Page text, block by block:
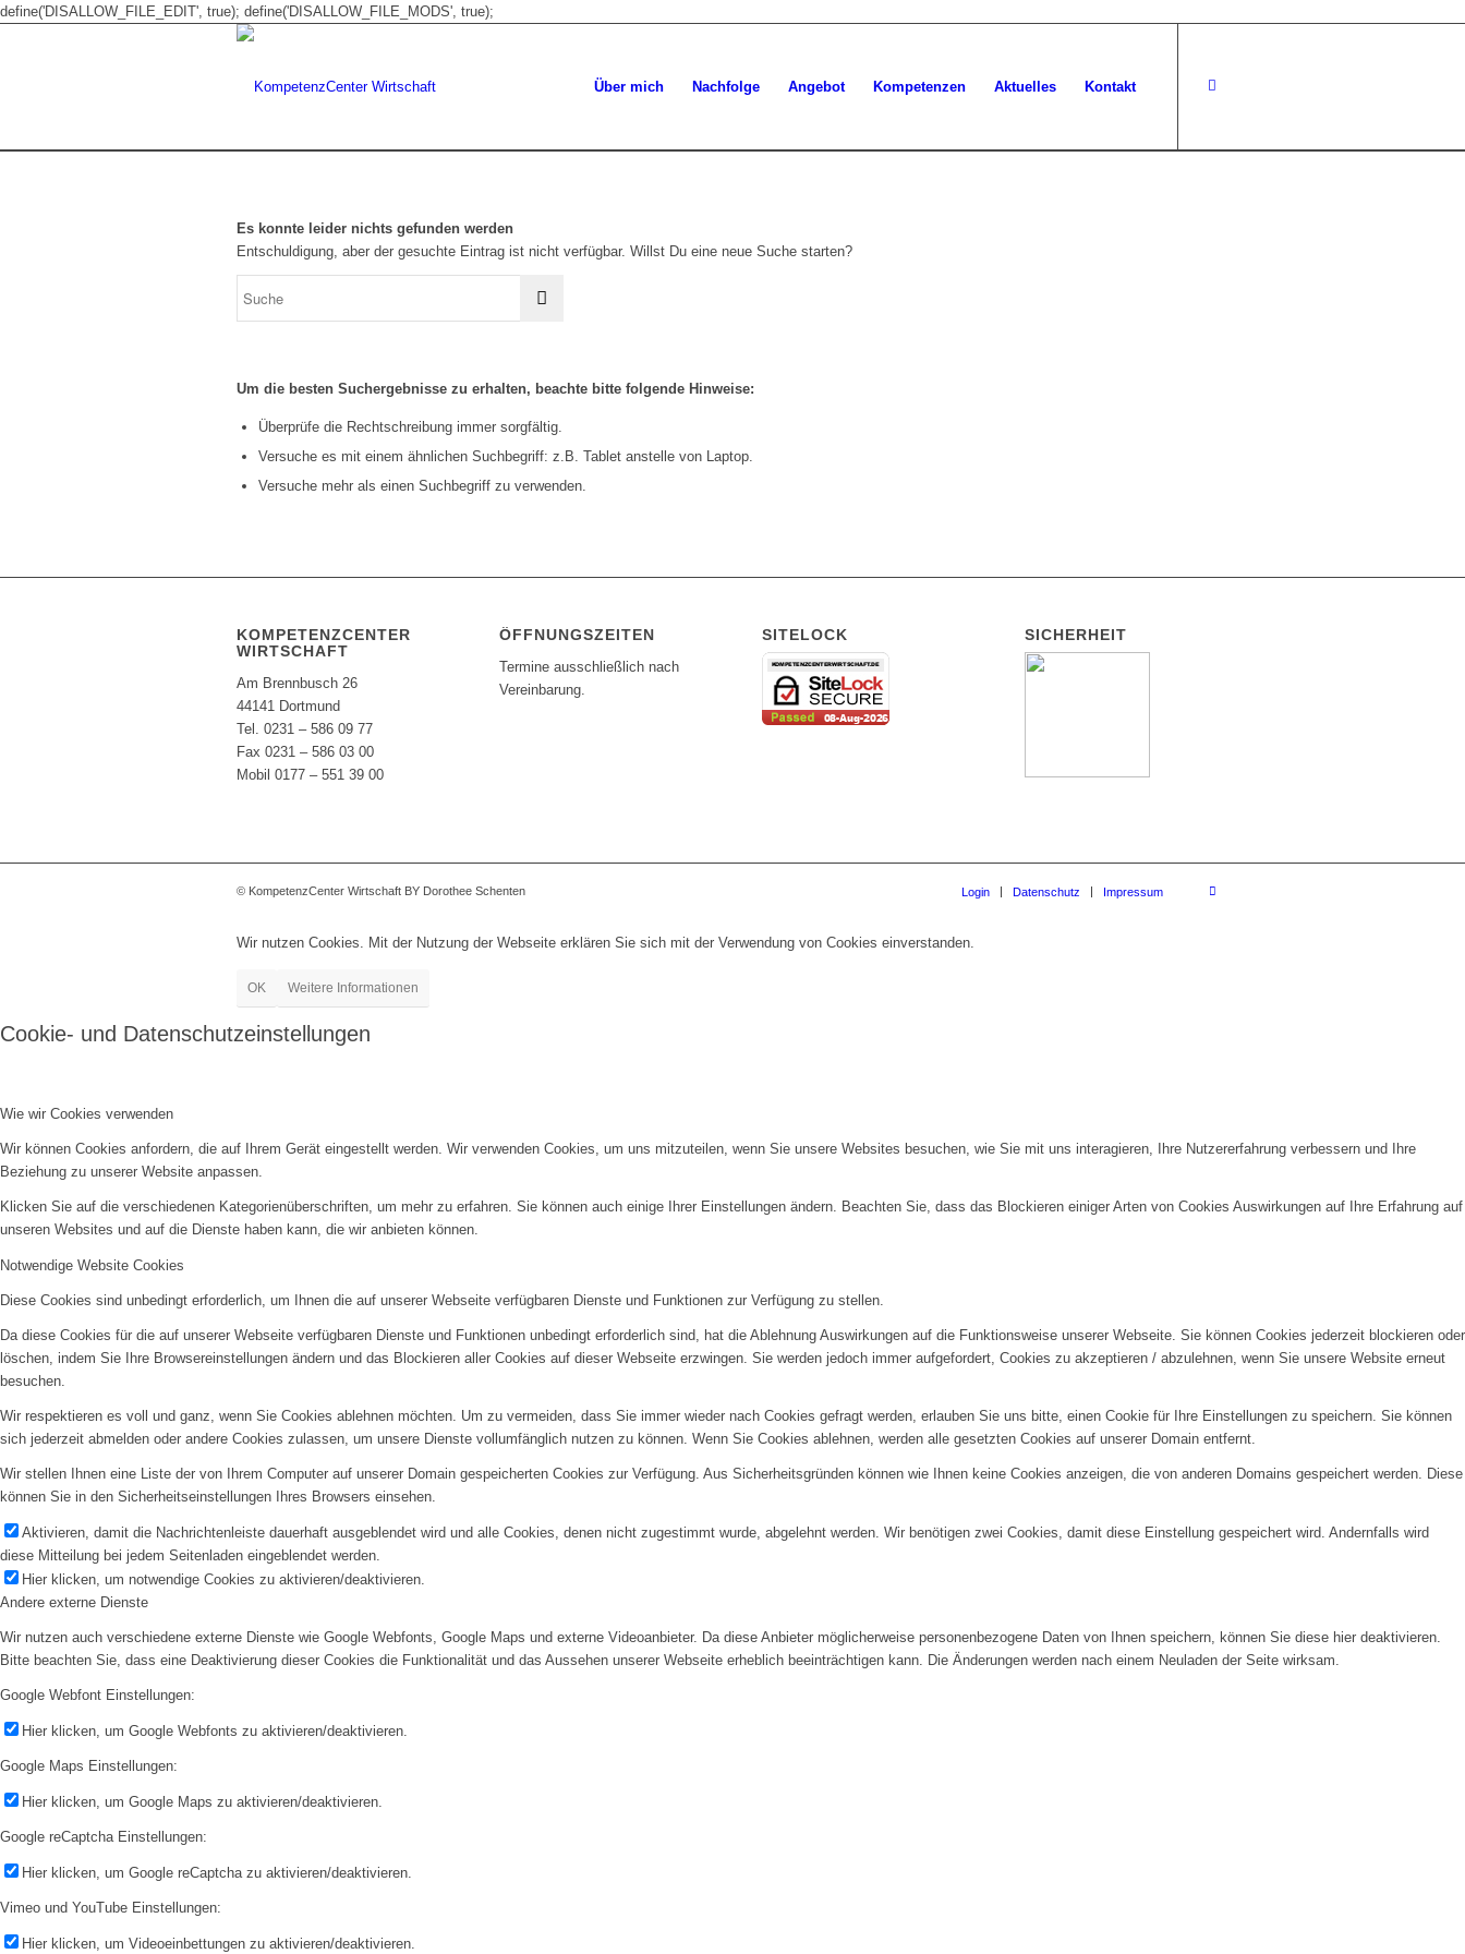
define('DISALLOW_FILE_EDIT', true); define('DISALLOW_FILE_MODS', true);
Über mich Nachfolge Angebot Kompetenzen Aktuelles Kontakt
Es konnte leider nichts gefunden werden
Entschuldigung, aber der gesuchte Eintrag ist nicht verfügbar. Willst Du eine neue Suche starten?
Um die besten Suchergebnisse zu erhalten, beachte bitte folgende Hinweise:
Überprüfe die Rechtschreibung immer sorgfältig.
Versuche es mit einem ähnlichen Suchbegriff: z.B. Tablet anstelle von Laptop.
Versuche mehr als einen Suchbegriff zu verwenden.
KOMPETENZCENTER
WIRTSCHAFT
Am Brennbusch 26
44141 Dortmund
Tel. 0231 – 586 09 77
Fax 0231 – 586 03 00
Mobil 0177 – 551 39 00
ÖFFNUNGSZEITEN
Termine ausschließlich nach
Vereinbarung.
SITELOCK SICHERHEIT
© KompetenzCenter Wirtschaft BY Dorothee Schenten Login Datenschutz Impressum
Wir nutzen Cookies. Mit der Nutzung der Webseite erklären Sie sich mit der Verwendung von Cookies einverstanden.
OK Weitere Informationen
Cookie- und Datenschutzeinstellungen
Wie wir Cookies verwenden
Wir können Cookies anfordern, die auf Ihrem Gerät eingestellt werden. Wir verwenden Cookies, um uns mitzuteilen, wenn Sie unsere Websites besuchen, wie Sie mit uns interagieren, Ihre Nutzererfahrung verbessern und Ihre
Beziehung zu unserer Website anpassen.
Klicken Sie auf die verschiedenen Kategorienüberschriften, um mehr zu erfahren. Sie können auch einige Ihrer Einstellungen ändern. Beachten Sie, dass das Blockieren einiger Arten von Cookies Auswirkungen auf Ihre Erfahrung auf
unseren Websites und auf die Dienste haben kann, die wir anbieten können.
Notwendige Website Cookies
Diese Cookies sind unbedingt erforderlich, um Ihnen die auf unserer Webseite verfügbaren Dienste und Funktionen zur Verfügung zu stellen.
Da diese Cookies für die auf unserer Webseite verfügbaren Dienste und Funktionen unbedingt erforderlich sind, hat die Ablehnung Auswirkungen auf die Funktionsweise unserer Webseite. Sie können Cookies jederzeit blockieren oder
löschen, indem Sie Ihre Browsereinstellungen ändern und das Blockieren aller Cookies auf dieser Webseite erzwingen. Sie werden jedoch immer aufgefordert, Cookies zu akzeptieren / abzulehnen, wenn Sie unsere Website erneut
besuchen.
Wir respektieren es voll und ganz, wenn Sie Cookies ablehnen möchten. Um zu vermeiden, dass Sie immer wieder nach Cookies gefragt werden, erlauben Sie uns bitte, einen Cookie für Ihre Einstellungen zu speichern. Sie können
sich jederzeit abmelden oder andere Cookies zulassen, um unsere Dienste vollumfänglich nutzen zu können. Wenn Sie Cookies ablehnen, werden alle gesetzten Cookies auf unserer Domain entfernt.
Wir stellen Ihnen eine Liste der von Ihrem Computer auf unserer Domain gespeicherten Cookies zur Verfügung. Aus Sicherheitsgründen können wie Ihnen keine Cookies anzeigen, die von anderen Domains gespeichert werden. Diese
können Sie in den Sicherheitseinstellungen Ihres Browsers einsehen.
Aktivieren, damit die Nachrichtenleiste dauerhaft ausgeblendet wird und alle Cookies, denen nicht zugestimmt wurde, abgelehnt werden. Wir benötigen zwei Cookies, damit diese Einstellung gespeichert wird. Andernfalls wird
diese Mitteilung bei jedem Seitenladen eingeblendet werden.
Hier klicken, um notwendige Cookies zu aktivieren/deaktivieren.
Andere externe Dienste
Wir nutzen auch verschiedene externe Dienste wie Google Webfonts, Google Maps und externe Videoanbieter. Da diese Anbieter möglicherweise personenbezogene Daten von Ihnen speichern, können Sie diese hier deaktivieren.
Bitte beachten Sie, dass eine Deaktivierung dieser Cookies die Funktionalität und das Aussehen unserer Webseite erheblich beeinträchtigen kann. Die Änderungen werden nach einem Neuladen der Seite wirksam.
Google Webfont Einstellungen:
Hier klicken, um Google Webfonts zu aktivieren/deaktivieren.
Google Maps Einstellungen:
Hier klicken, um Google Maps zu aktivieren/deaktivieren.
Google reCaptcha Einstellungen:
Hier klicken, um Google reCaptcha zu aktivieren/deaktivieren.
Vimeo und YouTube Einstellungen:
Hier klicken, um Videoeinbettungen zu aktivieren/deaktivieren.